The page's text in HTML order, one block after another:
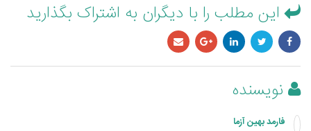
این مطلب را با دیگران به اشتراک بگذارید
نویسنده
فارمد بهین آزما